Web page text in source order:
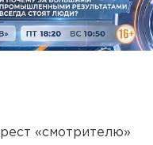
«смотрителю»